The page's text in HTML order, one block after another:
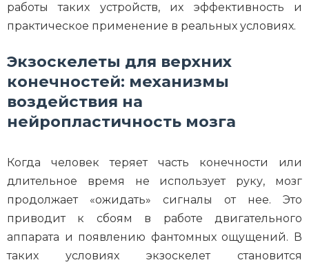
работы таких устройств, их эффективность и
практическое применение в реальных условиях.
Экзоскелеты для верхних
конечностей: механизмы
воздействия на
нейропластичность мозга
Когда человек теряет часть конечности или
длительное время не использует руку, мозг
продолжает «ожидать» сигналы от нее. Это
приводит к сбоям в работе двигательного
аппарата и появлению фантомных ощущений. В
таких условиях экзоскелет становится